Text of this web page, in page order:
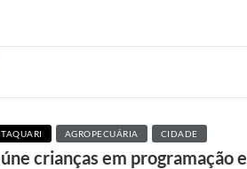
AGROPECUÁRIA CIDADE
crianças em programação